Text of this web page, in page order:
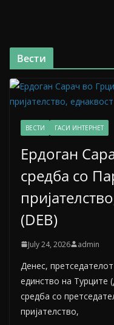
Вести
ВЕСТИ ГАСИ ИНТЕРНЕТ
Ердоган
средба со
(DEB)
July 24, 2026 admin
Денес,
единство на Турците
средба со
пријателство,